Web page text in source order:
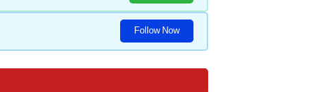
Follow Now